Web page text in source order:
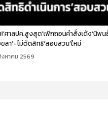
ศาลปค.สูงสุด’เพิกถอนคำสั่งเด้ง‘นิพน
ลา’-ไม่ตัดสิทธิ‘สอบสวน’ใหม่
หาคม 2569